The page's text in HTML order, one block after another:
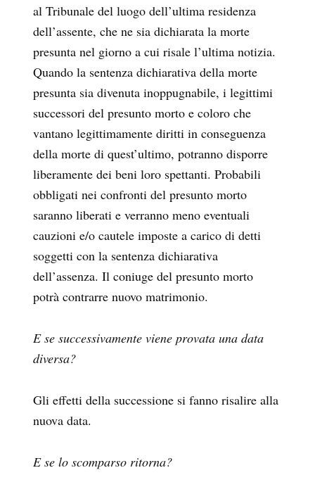
al Tribunale del luogo dell’ultima residenza
dell’assente, che ne sia dichiarata la morte
presunta nel giorno a cui risale l’ultima notizia.
Quando la sentenza dichiarativa della morte
presunta sia divenuta inoppugnabile, i legittimi
successori del presunto morto e coloro che
vantano legittimamente diritti in conseguenza
della morte di quest’ultimo, potranno disporre
liberamente dei beni loro spettanti. Probabili
obbligati nei confronti del presunto morto
saranno liberati e verranno meno eventuali
cauzioni e/o cautele imposte a carico di detti
soggetti con la sentenza dichiarativa
dell’assenza. Il coniuge del presunto morto
potrà contrarre nuovo matrimonio.
E se successivamente viene provata una data
diversa?
Gli effetti della successione si fanno risalire alla
nuova data.
E se lo scomparso ritorna?